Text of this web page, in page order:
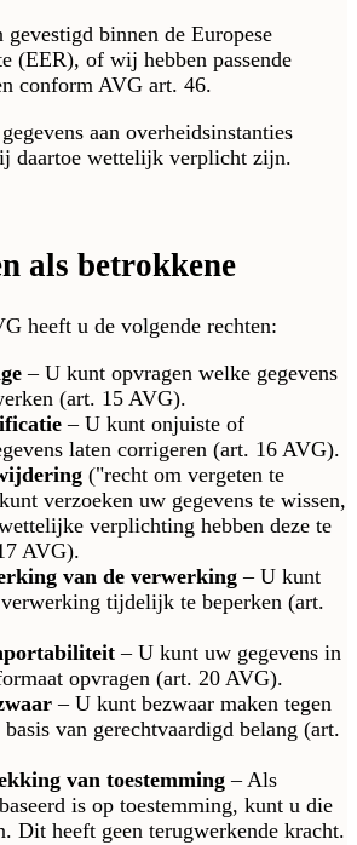
binnen de Europese
(EER), of wij hebben passende
conform AVG art. 46.
aan overheidsinstanties
daartoe wettelijk verplicht zijn.
als betrokkene
heeft u de volgende rechten:
– U kunt opvragen welke gegevens
(art. 15 AVG).
– U kunt onjuiste of
laten corrigeren (art. 16 AVG).
("recht om vergeten te
verzoeken uw gegevens te wissen,
verplichting hebben deze te
AVG).
van de verwerking – U kunt
tijdelijk te beperken (art.
– U kunt uw gegevens in
opvragen (art. 20 AVG).
– U kunt bezwaar maken tegen
van gerechtvaardigd belang (art.
van toestemming – Als
is op toestemming, kunt u die
Dit heeft geen terugwerkende kracht.